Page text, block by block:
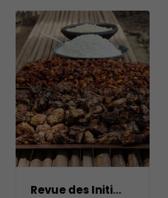
Revue des Initiatives internationales sur l’